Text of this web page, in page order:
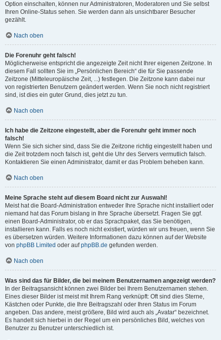
Option einschalten, können nur Administratoren, Moderatoren und Sie selbst
Ihren Online-Status sehen. Sie werden dann als unsichtbarer Besucher
gezählt.
Nach oben
Die Forenuhr geht falsch!
Möglicherweise entspricht die angezeigte Zeit nicht Ihrer eigenen Zeitzone. In
diesem Fall sollten Sie im „Persönlichen Bereich“ die für Sie passende
Zeitzone (Mitteleuropäische Zeit, ...) festlegen. Die Zeitzone kann dabei nur
von registrierten Benutzern geändert werden. Wenn Sie noch nicht registriert
sind, ist dies ein guter Grund, dies jetzt zu tun.
Nach oben
Ich habe die Zeitzone eingestellt, aber die Forenuhr geht immer noch
falsch!
Wenn Sie sich sicher sind, dass Sie die Zeitzone richtig eingestellt haben und
die Zeit trotzdem noch falsch ist, geht die Uhr des Servers vermutlich falsch.
Kontaktieren Sie einen Administrator, damit er das Problem beheben kann.
Nach oben
Meine Sprache steht auf diesem Board nicht zur Auswahl!
Meist hat die Board-Administration entweder Ihre Sprache nicht installiert oder
niemand hat das Forum bislang in Ihre Sprache übersetzt. Fragen Sie ggf.
einen Board-Administrator, ob er das Sprachpaket, das Sie benötigen,
installieren kann. Falls es noch nicht existiert, würden wir uns freuen, wenn Sie
es übersetzen würden. Weitere Informationen dazu können auf der Website
von phpBB Limited oder aufphpBB.de gefunden werden.
Nach oben
Was sind das für Bilder, die bei meinem Benutzernamen angezeigt werden?
In der Beitragsansicht können zwei Bilder bei Ihrem Benutzernamen stehen.
Eines dieser Bilder ist meist mit Ihrem Rang verknüpft: Oft sind dies Sterne,
Kästchen oder Punkte, die Ihre Beitragszahl oder Ihren Status im Forum
angeben. Das andere, meist größere, Bild wird auch als „Avatar“ bezeichnet.
Es handelt sich hierbei in der Regel um ein persönliches Bild, welches von
Benutzer zu Benutzer unterschiedlich ist.